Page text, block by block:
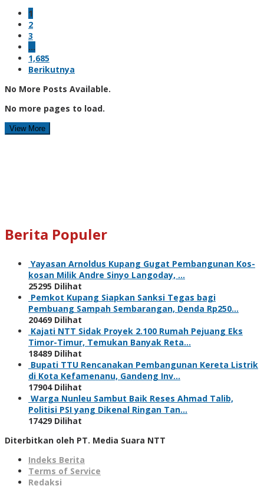
1
2
3
…
1,685
Berikutnya
No More Posts Available.
No more pages to load.
View More
Berita Populer
Yayasan Arnoldus Kupang Gugat Pembangunan Kos-
kosan Milik Andre Sinyo Langoday, …
25295 Dilihat
Pemkot Kupang Siapkan Sanksi Tegas bagi
Pembuang Sampah Sembarangan, Denda Rp250…
20469 Dilihat
Kajati NTT Sidak Proyek 2.100 Rumah Pejuang Eks
Timor-Timur, Temukan Banyak Reta…
18489 Dilihat
Bupati TTU Rencanakan Pembangunan Kereta Listrik
di Kota Kefamenanu, Gandeng Inv…
17904 Dilihat
Warga Nunleu Sambut Baik Reses Ahmad Talib,
Politisi PSI yang Dikenal Ringan Tan…
17429 Dilihat
Diterbitkan oleh PT. Media Suara NTT
Indeks Berita
Terms of Service
Redaksi